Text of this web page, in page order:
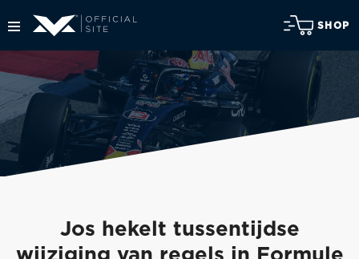
SHOP
Jos hekelt tussentijdse